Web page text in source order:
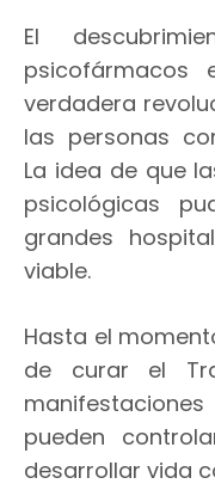
El
verdadera
las personas
La idea de que
psicológicas
grandes
viable.
Hasta el
de curar el
pueden
desarrollar vida